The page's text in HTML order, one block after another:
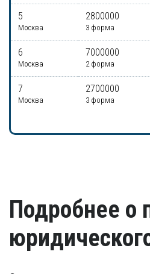
5
Москва
2800000
3 форма
6
Москва
7000000
2 форма
7
Москва
2700000
3 форма
Подробнее о